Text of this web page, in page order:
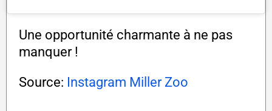
Une opportunité charmante à ne pas
manquer !
Source: Instagram Miller Zoo